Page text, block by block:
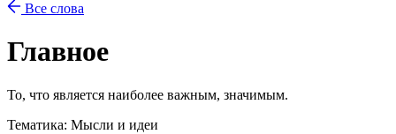
Все слова
Главное
То, что является наиболее важным, значимым.
Тематика: Мысли и идеи